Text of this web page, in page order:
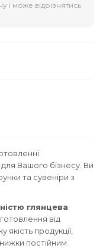
і може відрізнятись
для Вашого бізнесу. Ви
та сувеніри з
глянцева
від
продукції,
постійним